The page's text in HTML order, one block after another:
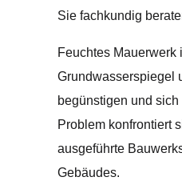
Sie fachkundig
Feuchtes Mauerwerk
Grundwasserspiegel
begünstigen und
Problem konfrontiert
ausgeführte
Gebäudes.